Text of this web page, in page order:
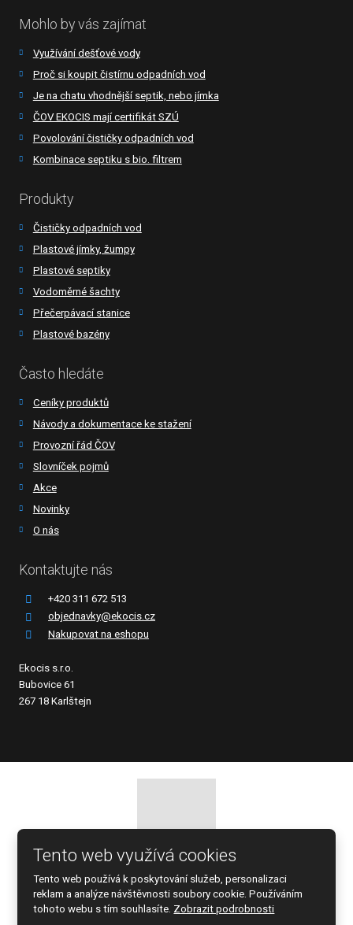
Mohlo by vás zajímat
Využívání dešťové vody
Proč si koupit čistírnu odpadních vod
Je na chatu vhodnější septik, nebo jímka
ČOV EKOCIS mají certifikát SZÚ
Povolování čističky odpadních vod
Kombinace septiku s bio. filtrem
Produkty
Čističky odpadních vod
Plastové jímky, žumpy
Plastové septiky
Vodoměrné šachty
Přečerpávací stanice
Plastové bazény
Často hledáte
Ceníky produktů
Návody a dokumentace ke stažení
Provozní řád ČOV
Slovníček pojmů
Akce
Novinky
O nás
Kontaktujte nás
+420 311 672 513
objednavky@ekocis.cz
Nakupovat na eshopu
Ekocis s.r.o.
Bubovice 61
267 18 Karlštejn
© 2026 EKOCIS, spol. s r.o., vytvořila eBRÁNA s.r.o.
Mapa stránek
Podmínky použití
Tento web využívá cookies
Tento web používá k poskytování služeb, personalizaci
reklam a analýze návštěvnosti soubory cookie. Používáním
tohoto webu s tím souhlasíte. Zobrazit podrobnosti